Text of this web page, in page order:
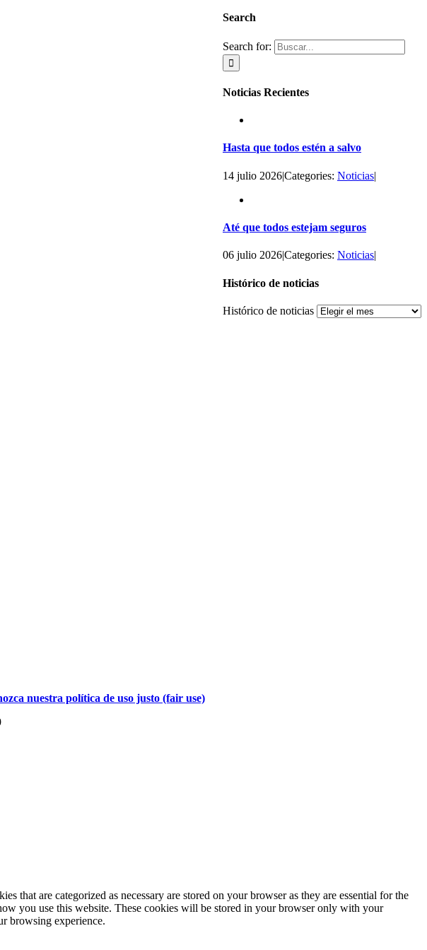
Search
Search for:
Noticias Recientes
Hasta que todos estén a salvo
14 julio 2026|Categories: Noticias|
Até que todos estejam seguros
06 julio 2026|Categories: Noticias|
Histórico de noticias
Histórico de noticias
nuestra política de uso justo (fair use)
that are categorized as necessary are stored on your browser as they are essential for the
you use this website. These cookies will be stored in your browser only with your
browsing experience.